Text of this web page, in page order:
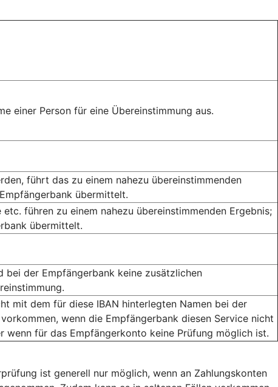
einer Person für eine Übereinstimmung aus.
führt das zu einem nahezu übereinstimmenden
übermittelt.
führen zu einem nahezu übereinstimmenden Ergebnis;
übermittelt.
bei der Empfängerbank keine zusätzlichen
mit dem für diese IBAN hinterlegten Namen bei der
wenn die Empfängerbank diesen Service nicht
für das Empfängerkonto keine Prüfung möglich ist.
ist generell nur möglich, wenn an Zahlungskonten